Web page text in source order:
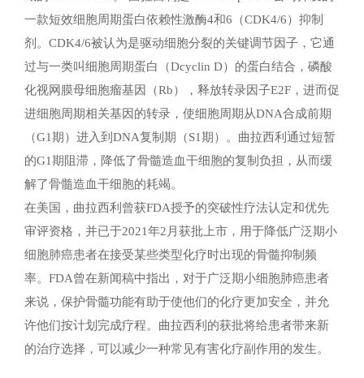
一款短效细胞周期蛋白依赖性激酶4和6（CDK4/6）抑制
剂。CDK4/6被认为是驱动细胞分裂的关键调节因子，它通
过与一类叫细胞周期蛋白（Dcyclin D）的蛋白结合，磷酸
化视网膜母细胞瘤基因（Rb），释放转录因子E2F，进而促
进细胞周期相关基因的转录，使细胞周期从DNA合成前期
（G1期）进入到DNA复制期（S1期）。曲拉西利通过短暂
的G1期阻滞，降低了骨髓造血干细胞的复制负担，从而缓
解了骨髓造血干细胞的耗竭。
在美国，曲拉西利曾获FDA授予的突破性疗法认定和优先
审评资格，并已于2021年2月获批上市，用于降低广泛期小
细胞肺癌患者在接受某些类型化疗时出现的骨髓抑制频
率。FDA曾在新闻稿中指出，对于广泛期小细胞肺癌患者
来说，保护骨髓功能有助于使他们的化疗更加安全，并允
许他们按计划完成疗程。曲拉西利的获批将给患者带来新
的治疗选择，可以减少一种常见有害化疗副作用的发生。